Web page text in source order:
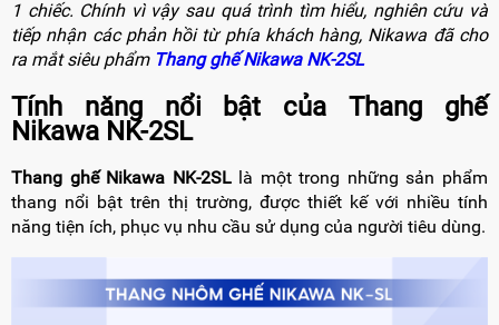
1 chiếc. Chính vì vậy sau quá trình tìm hiểu, nghiên cứu và
tiếp nhận các phản hồi từ phía khách hàng, Nikawa đã cho
ra mắt siêu phẩm Thang ghế Nikawa NK-2SL
Tính năng nổi bật của Thang ghế
Nikawa NK-2SL
Thang ghế Nikawa NK-2SLlà một trong những sản phẩm
thang nổi bật trên thị trường, được thiết kế với nhiều tính
năng tiện ích, phục vụ nhu cầu sử dụng của người tiêu dùng.